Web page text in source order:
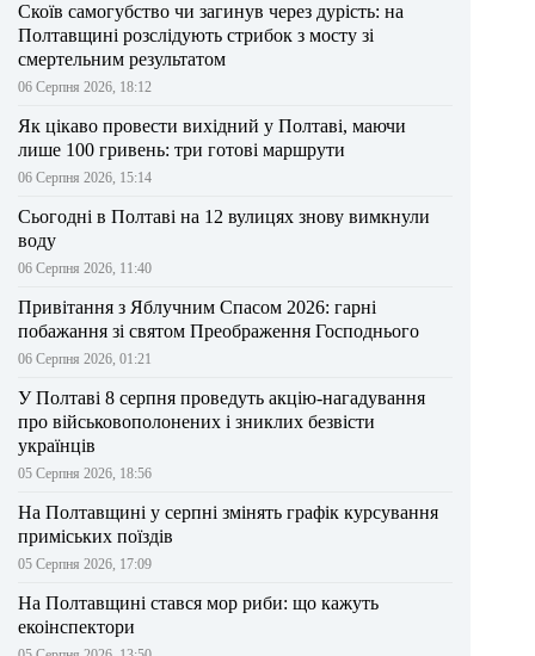
Скоїв самогубство чи загинув через дурість: на
Полтавщині розслідують стрибок з мосту зі
смертельним результатом
06 Серпня 2026, 18:12
Як цікаво провести вихідний у Полтаві, маючи
лише 100 гривень: три готові маршрути
06 Серпня 2026, 15:14
Сьогодні в Полтаві на 12 вулицях знову вимкнули
воду
06 Серпня 2026, 11:40
Привітання з Яблучним Спасом 2026: гарні
побажання зі святом Преображення Господнього
06 Серпня 2026, 01:21
У Полтаві 8 серпня проведуть акцію-нагадування
про військовополонених і зниклих безвісти
українців
05 Серпня 2026, 18:56
На Полтавщині у серпні змінять графік курсування
приміських поїздів
05 Серпня 2026, 17:09
На Полтавщині стався мор риби: що кажуть
екоінспектори